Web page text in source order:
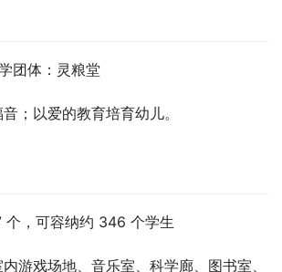
团体：灵粮堂
；以爱的教育培育幼儿。
个，可容纳约 346 个学生
游戏场地、音乐室、科学廊、图书室、